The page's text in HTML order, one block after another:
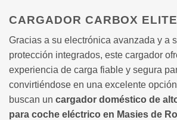
CARGADOR CARBOX
Gracias a su electrónica avanzada y a
protección integrados, este cargador
experiencia de carga fiable y segura
convirtiéndose en una excelente
buscan un cargador doméstico de
para coche eléctrico en Masies de